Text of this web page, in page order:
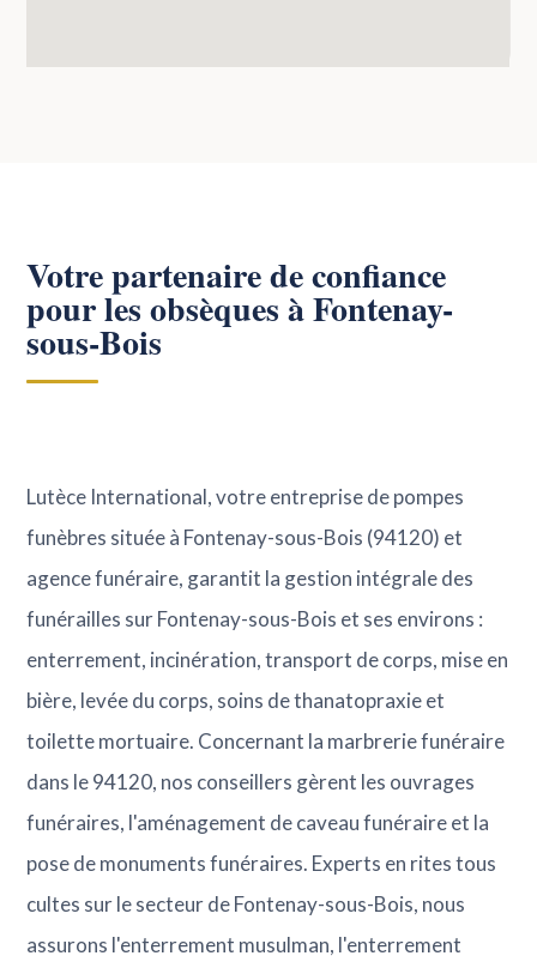
Votre partenaire de confiance
pour les obsèques à Fontenay-
sous-Bois
Lutèce International, votre entreprise de pompes
funèbres située à Fontenay-sous-Bois (94120) et
agence funéraire, garantit la gestion intégrale des
funérailles sur Fontenay-sous-Bois et ses environs :
enterrement, incinération, transport de corps, mise en
bière, levée du corps, soins de thanatopraxie et
toilette mortuaire. Concernant la marbrerie funéraire
dans le 94120, nos conseillers gèrent les ouvrages
funéraires, l'aménagement de caveau funéraire et la
pose de monuments funéraires. Experts en rites tous
cultes sur le secteur de Fontenay-sous-Bois, nous
assurons l'enterrement musulman, l'enterrement